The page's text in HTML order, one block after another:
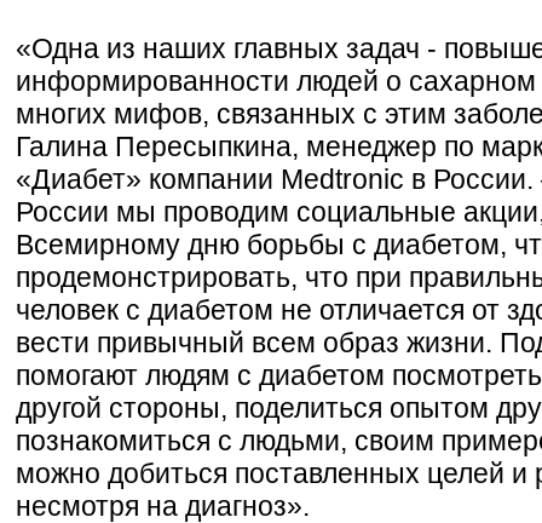
«Одна из наших главных задач -
информированности людей о сахарном
многих мифов, связанных с этим
Галина Пересыпкина, менеджер по
«Диабет» компании Medtronic в
России мы проводим социальные
Всемирному дню борьбы с диабетом,
продемонстрировать, что при
человек с диабетом не отличается от
вести привычный всем образ жизни.
помогают людям с диабетом
другой стороны, поделиться опытом
познакомиться с людьми, своим
можно добиться поставленных целей и
несмотря на диагноз».